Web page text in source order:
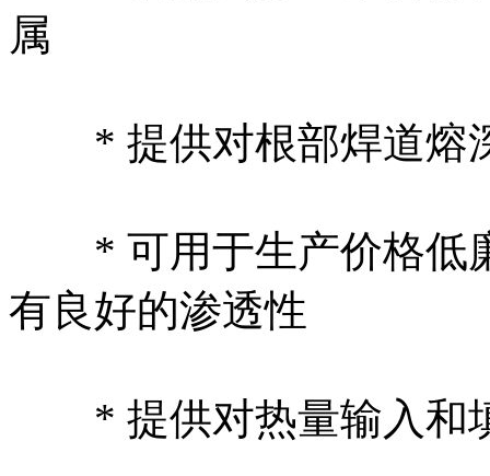
属
* 提供对根部焊道熔
* 可用于生产价格低
有良好的渗透性
* 提供对热量输入和